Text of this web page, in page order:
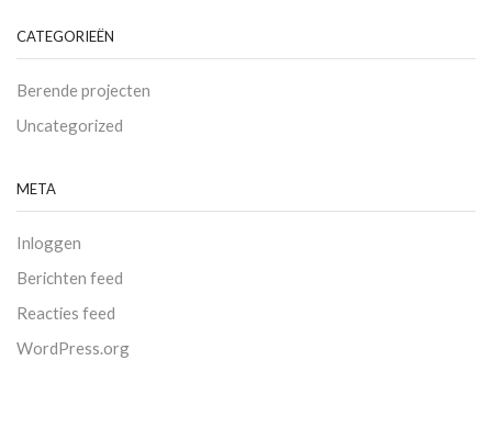
CATEGORIEËN
Berende projecten
Uncategorized
META
Inloggen
Berichten feed
Reacties feed
WordPress.org